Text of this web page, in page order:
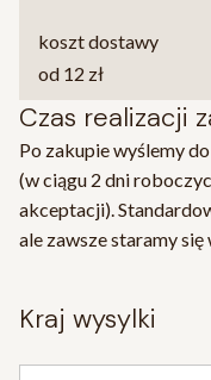
koszt dostawy
od 12 zł
Czas realizacji
Po zakupie wyślemy
(w ciągu 2 dni
akceptacji).
ale zawsze staramy się
kraj wysylki